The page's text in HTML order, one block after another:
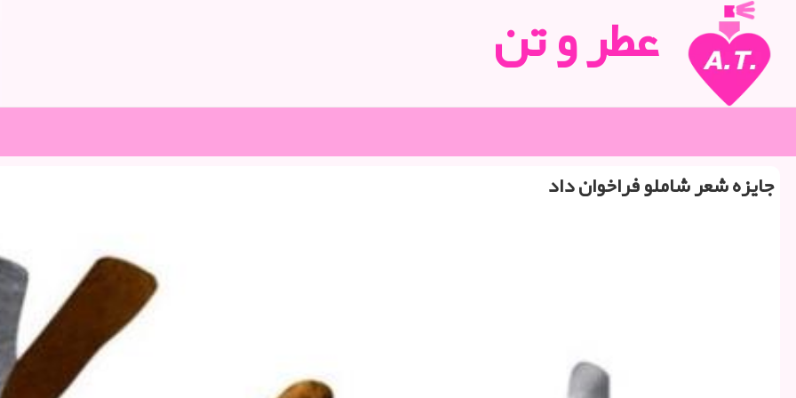
عطر و تن
جایزه شعر شاملو فراخوان داد